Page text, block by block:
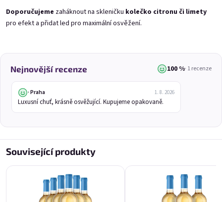
NOVINKA
🥥 Kokosový speciál 11% alk.
279 Kč
Přidat do košíku
NOVINKA
Mara Kuja 0,75l
Speciál z marakuji 11% alk.
(>20 ks)
279 Kč
Přidat do košíku
Doporučujeme zaháknout na skleničku kolečko citronu či limety
pro efekt a přidat led pro maximální osvěžení.
Nejnovější recenze 100 %· 1 recenze
· Praha 1. 8. 2026
Luxusní chuť, krásně osvěžující. Kupujeme opakovaně.
Související produkty